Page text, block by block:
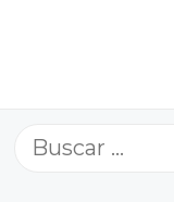
Buscar: